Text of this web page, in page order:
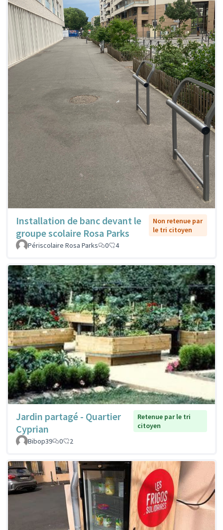
Installation de banc devant le
groupe scolaire Rosa Parks
Non retenue par
le tri citoyen
Périscolaire Rosa Parks
0 4
Jardin partagé - Quartier
Cyprian
Retenue par le tri
citoyen
Bibop39
0 2